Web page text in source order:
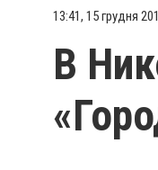
13:41, 15 грудня
В